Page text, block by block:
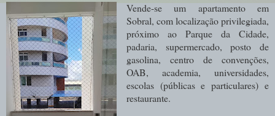
Vende-se um apartamento em
Sobral, com localização privilegiada,
próximo ao Parque da Cidade,
padaria, supermercado, posto de
gasolina, centro de convenções,
OAB, academia, universidades,
escolas (públicas e particulares) e
restaurante.